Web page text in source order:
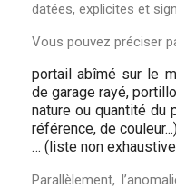
datées, explicites et
Vous pouvez préciser
portail abîmé sur le
de garage rayé,
nature ou quantité du
référence, de
… (liste non
Parallèlement,